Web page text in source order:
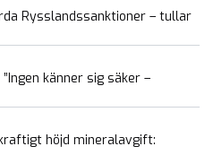
Rysslandssanktioner – tullar
känner sig säker –
höjd mineralavgift: